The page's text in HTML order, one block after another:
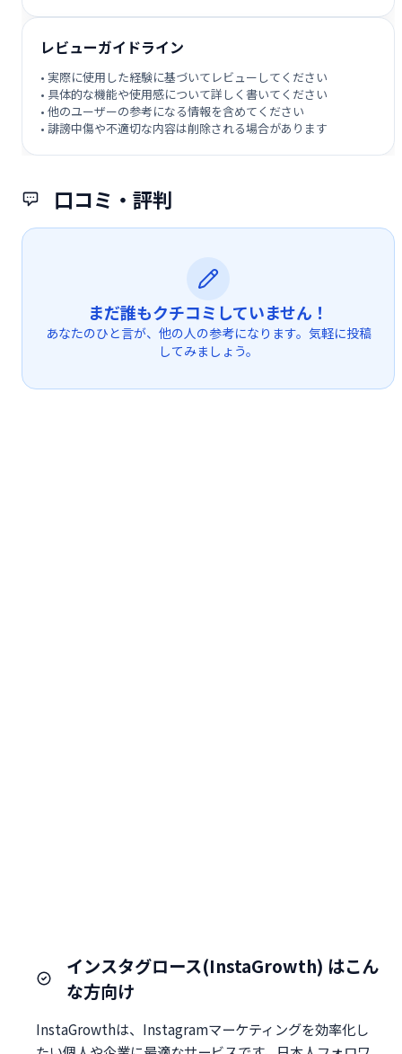
口コミ・評判
まだ誰もクチコミしていません！
あなたのひと言が、他の人の参考になります。気軽に投稿
してみましょう。
レビューガイドライン
• 実際に使用した経験に基づいてレビューしてください
• 具体的な機能や使用感について詳しく書いてください
• 他のユーザーの参考になる情報を含めてください
• 誹謗中傷や不適切な内容は削除される場合があります
インスタグロース(InstaGrowth) はこん
な方向け
InstaGrowthは、Instagramマーケティングを効率化し